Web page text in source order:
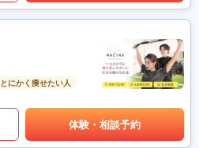
とにかく痩せたい人
体験・相談予約